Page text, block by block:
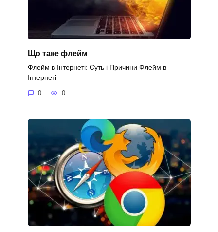
Що таке флейм
Флейм в Інтернеті: Суть і Причини Флейм в
Інтернеті
0 0